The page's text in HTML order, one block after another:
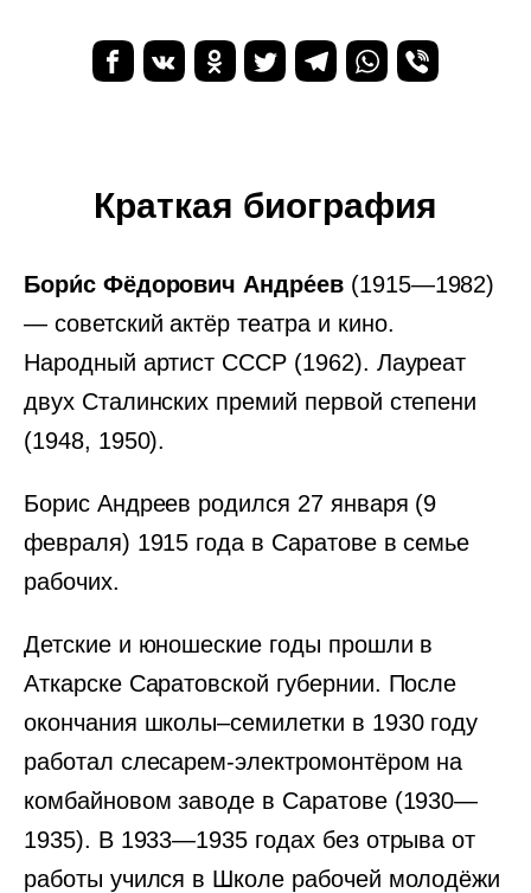
Краткая биография
Бори́с Фёдорович Андре́ев (1915—1982)
— советский актёр театра и кино.
Народный артист СССР (1962). Лауреат
двух Сталинских премий первой степени
(1948, 1950).
Борис Андреев родился 27 января (9
февраля) 1915 года в Саратове в семье
рабочих.
Детские и юношеские годы прошли в
Аткарске Саратовской губернии. После
окончания школы–семилетки в 1930 году
работал слесарем-электромонтёром на
комбайновом заводе в Саратове (1930—
1935). В 1933—1935 годах без отрыва от
работы учился в Школе рабочей молодёжи